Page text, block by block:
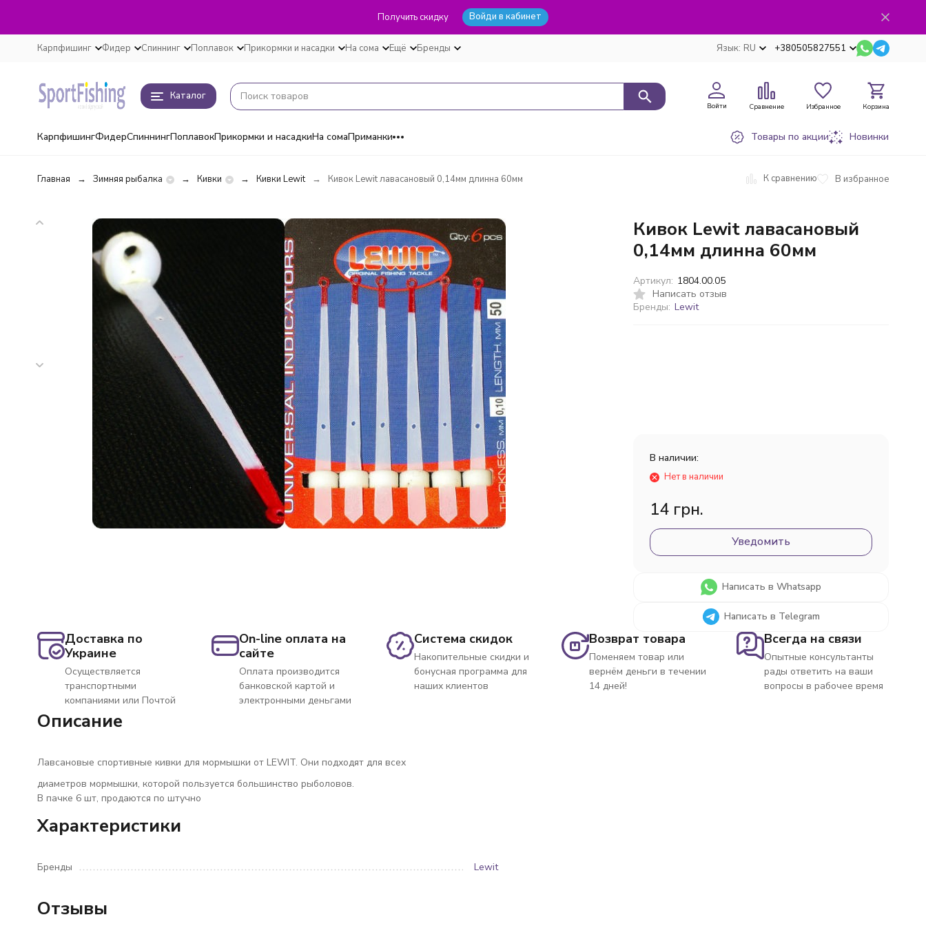
Получить скидку Войди в кабинет
Карпфишинг Фидер Спиннинг Поплавок Прикормки и насадки На сома Ещё Бренды Язык: RU +380505827551
Каталог
Войти Сравнение Избранное Корзина
КарпфишингФидерСпиннингПоплавокПрикормки и насадкиНа сомаПриманки Товары по акции Новинки
Главная Зимняя рыбалка Кивки Кивки Lewit Кивок Lewit лавасановый 0,14мм длинна 60мм К сравнению В избранное
Кивок Lewit лавасановый
0,14мм длинна 60мм
Написать отзыв
Бренды: Lewit
Артикул: 1804.00.05
В наличии:
Нет в наличии
14 грн.
Уведомить
Написать в Whatsapp
Написать в Telegram
Доставка по
Украине
Осуществляется
транспортными
компаниями или Почтой
On-line оплата на
сайте
Оплата производится
банковской картой и
электронными деньгами
Система скидок
Накопительные скидки и
бонусная программа для
наших клиентов
Возврат товара
Поменяем товар или
вернём деньги в течении
14 дней!
Всегда на связи
Опытные консультанты
рады ответить на ваши
вопросы в рабочее время
Описание
Лавсановые спортивные кивки для мормышки от LEWIT. Они подходят для всех
диаметров мормышки, которой пользуется большинство рыболовов.
В пачке 6 шт, продаются по штучно
Характеристики
Бренды Lewit
Отзывы